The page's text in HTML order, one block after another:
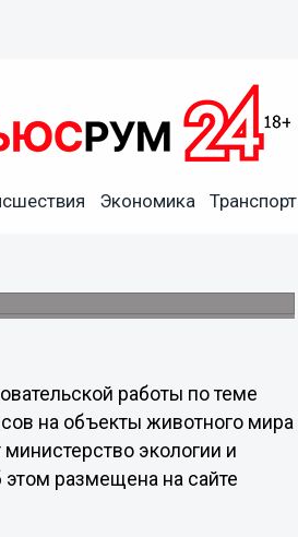
Экономика Транспорт
на объекты
работы по теме
на объекты животного мира
экологии и
размещена на сайте